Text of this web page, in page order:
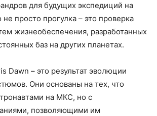
для будущих экспедиций на
просто прогулка – это проверка
жизнеобеспечения, разработанных
баз на других планетах.
Dawn – это результат эволюции
Они основаны на тех, что
на МКС, но с
позволяющими им